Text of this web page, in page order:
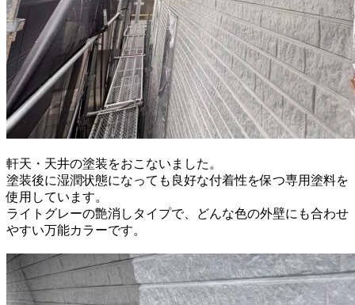
軒天・天井の塗装をおこないました。
塗装後に湿潤状態になっても良好な付着性を保つ専用塗料を
使用しています。
ライトグレーの艶消しタイプで、どんな色の外壁にも合わせ
やすい万能カラーです。